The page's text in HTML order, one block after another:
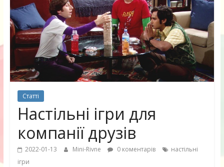
Статті
Настільні ігри для
компанії друзів
2022-01-13 Mini-Rivne 0 коментарів
настільні
ігри